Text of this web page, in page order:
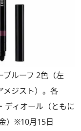
プルーフ 2色（左
ジスト）。各
ディオール（ともに
）※10月15日